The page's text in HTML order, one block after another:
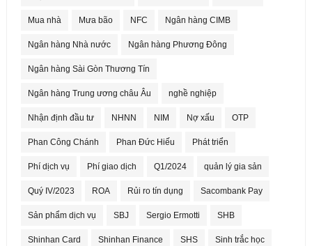
Mua nhà Mưa bão NFC Ngân hàng CIMB
Ngân hàng Nhà nước Ngân hàng Phương Đông
Ngân hàng Sài Gòn Thương Tín
Ngân hàng Trung ương châu Âu nghề nghiệp
Nhận định đầu tư NHNN NIM Nợ xấu OTP
Phan Công Chánh Phan Đức Hiếu Phát triển
Phí dịch vụ Phí giao dịch Q1/2024 quản lý gia sản
Quý IV/2023 ROA Rủi ro tín dụng Sacombank Pay
Sản phẩm dịch vụ SBJ Sergio Ermotti SHB
Shinhan Card Shinhan Finance SHS Sinh trắc học